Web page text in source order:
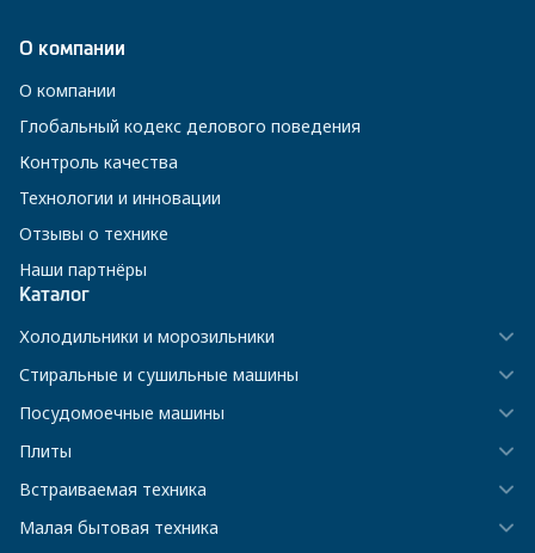
О компании
О компании
Глобальный кодекс делового поведения
Контроль качества
Технологии и инновации
Отзывы о технике
Наши партнёры
Каталог
Холодильники и морозильники
Стиральные и сушильные машины
Посудомоечные машины
Плиты
Встраиваемая техника
Малая бытовая техника